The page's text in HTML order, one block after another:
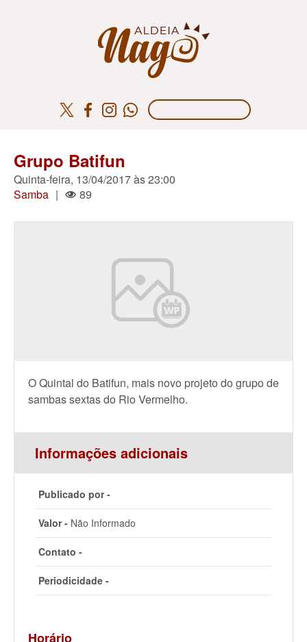
Grupo Batifun
Quinta-feira, 13/04/2017 às 23:00
Samba | 89
O Quintal do Batifun, mais novo projeto do grupo de
sambas sextas do Rio Vermelho.
Informações adicionais
Publicado por -
Valor - Não Informado
Contato -
Periodicidade -
Horário